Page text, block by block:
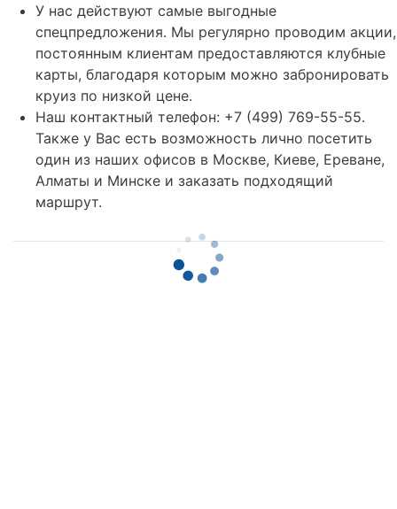
У нас действуют самые выгодные
спецпредложения. Мы регулярно проводим акции,
постоянным клиентам предоставляются клубные
карты, благодаря которым можно забронировать
круиз по низкой цене.
Наш контактный телефон: +7 (499) 769-55-55.
Также у Вас есть возможность лично посетить
один из наших офисов в Москве, Киеве, Ереване,
Алматы и Минске и заказать подходящий
маршрут.